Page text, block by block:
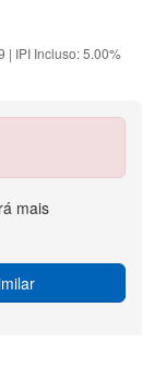
| IPI Incluso: 5.00%
mais